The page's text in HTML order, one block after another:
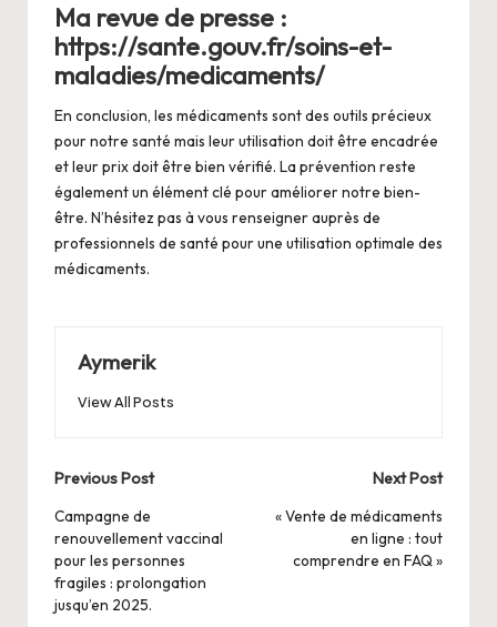
Ma revue de presse :
https://sante.gouv.fr/soins-et-
maladies/medicaments/
En conclusion, les médicaments sont des outils précieux
pour notre santé mais leur utilisation doit être encadrée
et leur prix doit être bien vérifié. La prévention reste
également un élément clé pour améliorer notre bien-
être. N’hésitez pas à vous renseigner auprès de
professionnels de santé pour une utilisation optimale des
médicaments.
Aymerik
View All Posts
Post
navigation
Previous Post
Campagne de
renouvellement vaccinal
pour les personnes
fragiles : prolongation
jusqu’en 2025.
Next Post
« Vente de médicaments
en ligne : tout
comprendre en FAQ »